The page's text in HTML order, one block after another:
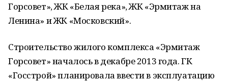
Горсовет», ЖК «Белая река», ЖК «Эрмитаж на
Ленина» и ЖК «Московский».
Строительство жилого комплекса «Эрмитаж
Горсовет» началось в декабре 2013 года. ГК
«Госстрой» планировала ввести в эксплуатацию